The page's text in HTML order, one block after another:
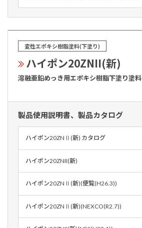
変性エポキシ樹脂塗料(下塗り)
ハイポン20ZNII(新)
溶融亜鉛めっき用エポキシ樹脂下塗り塗料
製品使用説明書、製品カタログ
ハイポン20ZNⅡ(新) カタログ
ハイポン20ZNII(新)
ハイポン20ZNⅡ(新)(便覧(H26.3))
ハイポン20ZNⅡ(新)(NEXCO(R2.7))